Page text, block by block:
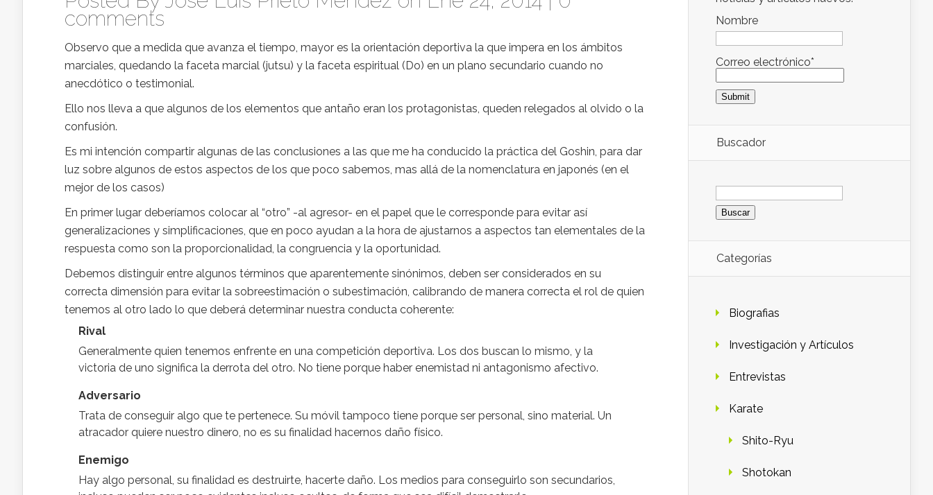
comments
Observo que a medida que avanza el tiempo, mayor es la orientación deportiva la que impera en los ámbitos
marciales, quedando la faceta marcial (jutsu) y la faceta espiritual (Do) en un plano secundario cuando no
anecdótico o testimonial.
Ello nos lleva a que algunos de los elementos que antaño eran los protagonistas, queden relegados al olvido o la
confusión.
Es mi intención compartir algunas de las conclusiones a las que me ha conducido la práctica del Goshin, para dar
luz sobre algunos de estos aspectos de los que poco sabemos, mas allá de la nomenclatura en japonés (en el
mejor de los casos)
En primer lugar deberíamos colocar al “otro” -al agresor- en el papel que le corresponde para evitar así
generalizaciones y simplificaciones, que en poco ayudan a la hora de ajustarnos a aspectos tan elementales de la
respuesta como son la proporcionalidad, la congruencia y la oportunidad.
Debemos distinguir entre algunos términos que aparentemente sinónimos, deben ser considerados en su
correcta dimensión para evitar la sobreestimación o subestimación, calibrando de manera correcta el rol de quien
tenemos al otro lado lo que deberá determinar nuestra conducta coherente:
Rival
Generalmente quien tenemos enfrente en una competición deportiva. Los dos buscan lo mismo, y la
victoria de uno significa la derrota del otro. No tiene porque haber enemistad ni antagonismo afectivo.
Adversario
Trata de conseguir algo que te pertenece. Su móvil tampoco tiene porque ser personal, sino material. Un
atracador quiere nuestro dinero, no es su finalidad hacernos daño físico.
Enemigo
Hay algo personal, su finalidad es destruirte, hacerte daño. Los medios para conseguirlo son secundarios,
Nombre
Correo electrónico*
Buscador
Buscar:
Categorías
Biografias
Investigación y Artículos
Entrevistas
Karate
Shito-Ryu
Shotokan